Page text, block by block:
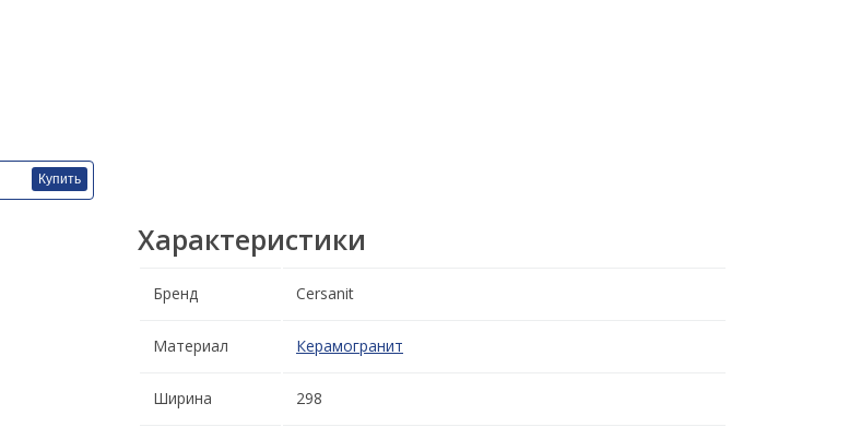
Купить
Характеристики
Бренд Cersanit
Материал Керамогранит
Ширина 298